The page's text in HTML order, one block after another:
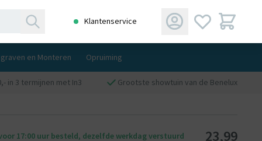
Klantenservice
en Monteren Opruiming
in 3 termijnen met In3 Grootste showtuin van de Benelux
17:00 uur besteld, dezelfde werkdag verstuurd 23,99